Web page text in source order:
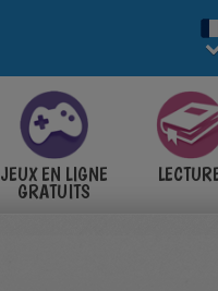
JEUX EN LIGNE
GRATUITS